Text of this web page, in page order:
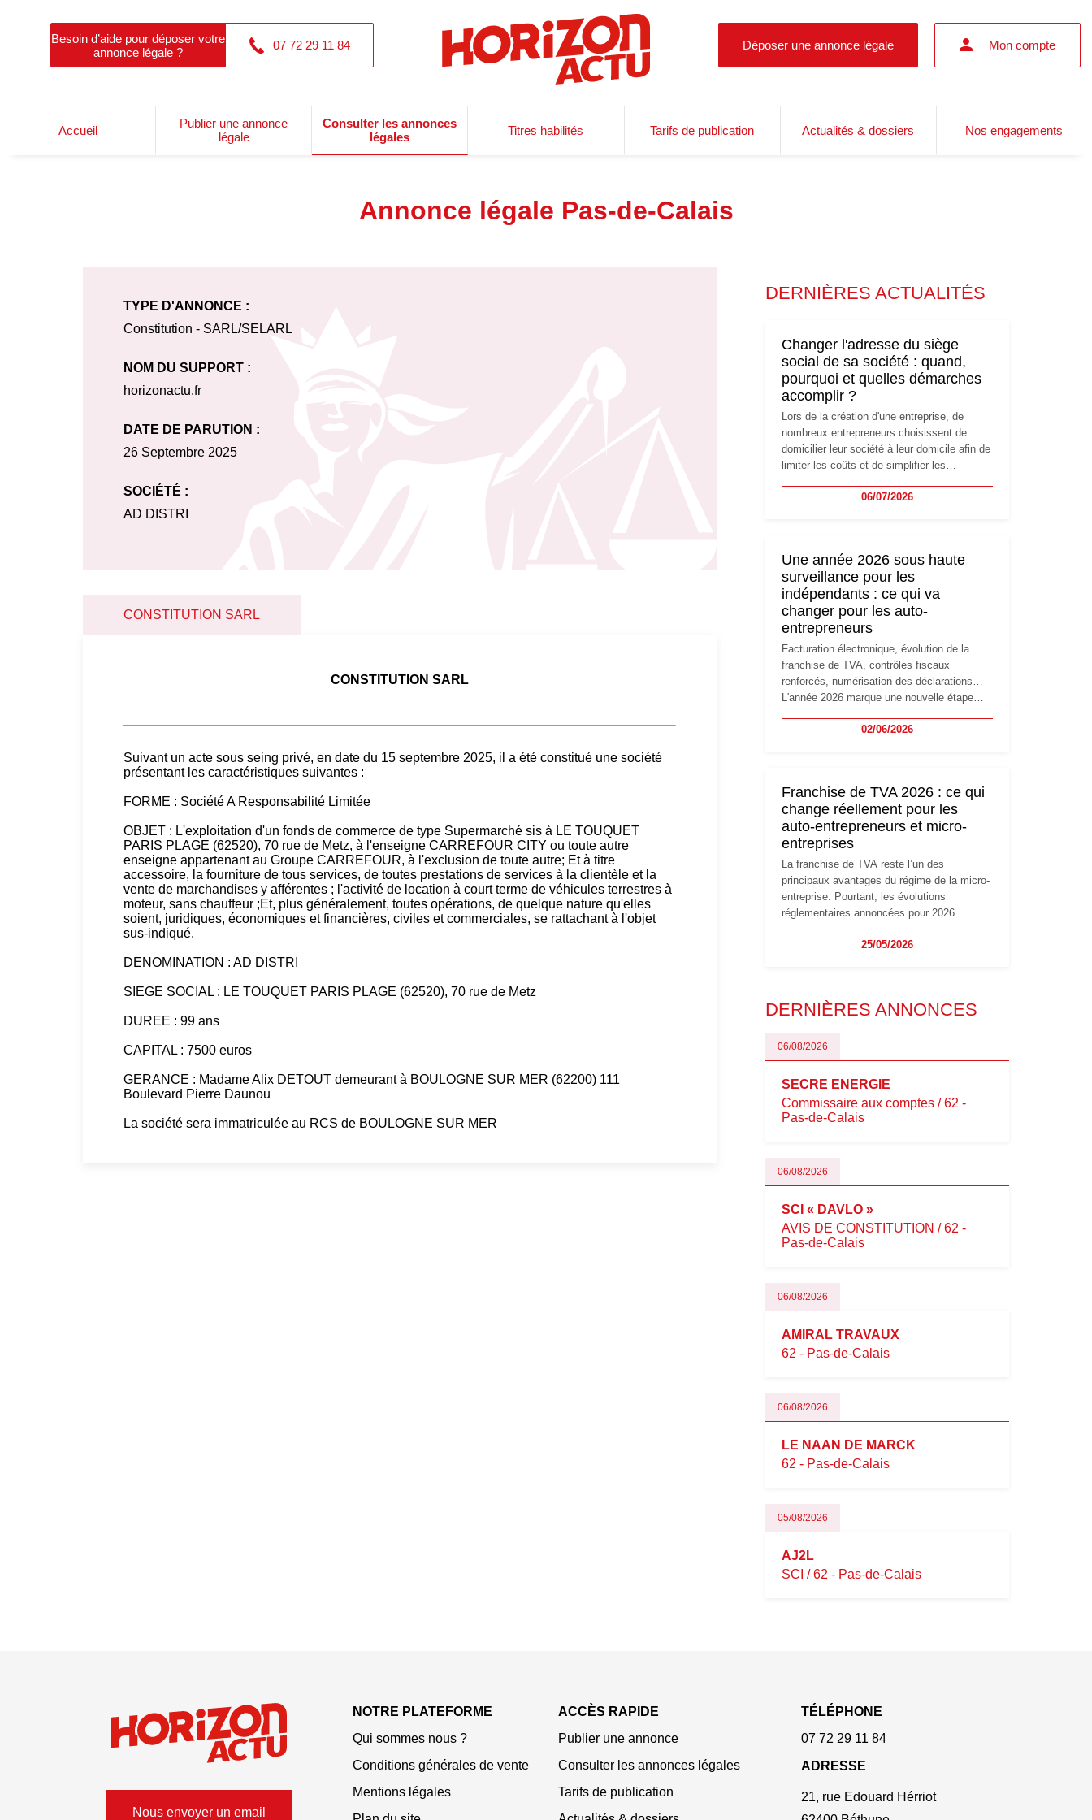
Besoin d’aide pour déposer votre
annonce légale ?
07 72 29 11 84 Déposer une annonce légale Mon compte
Accueil
Publier une annonce
légale
Consulter les annonces
légales
Titres habilités Tarifs de publication Actualités & dossiers Nos engagements
Annonce légale Pas-de-Calais
TYPE D'ANNONCE :
Constitution - SARL/SELARL
NOM DU SUPPORT :
horizonactu.fr
DATE DE PARUTION :
26 Septembre 2025
SOCIÉTÉ :
AD DISTRI
CONSTITUTION SARL
CONSTITUTION SARL
Suivant un acte sous seing privé, en date du 15 septembre 2025, il a été constitué une société
présentant les caractéristiques suivantes :
FORME : Société A Responsabilité Limitée
OBJET : L'exploitation d'un fonds de commerce de type Supermarché sis à LE TOUQUET
PARIS PLAGE (62520), 70 rue de Metz, à l'enseigne CARREFOUR CITY ou toute autre
enseigne appartenant au Groupe CARREFOUR, à l'exclusion de toute autre; Et à titre
accessoire, la fourniture de tous services, de toutes prestations de services à la clientèle et la
vente de marchandises y afférentes ; l'activité de location à court terme de véhicules terrestres à
moteur, sans chauffeur ;Et, plus généralement, toutes opérations, de quelque nature qu'elles
soient, juridiques, économiques et financières, civiles et commerciales, se rattachant à l'objet
sus-indiqué.
DENOMINATION : AD DISTRI
SIEGE SOCIAL : LE TOUQUET PARIS PLAGE (62520), 70 rue de Metz
DUREE : 99 ans
CAPITAL : 7500 euros
GERANCE : Madame Alix DETOUT demeurant à BOULOGNE SUR MER (62200) 111
Boulevard Pierre Daunou
La société sera immatriculée au RCS de BOULOGNE SUR MER
DERNIÈRES ACTUALITÉS
Changer l'adresse du siège
social de sa société : quand,
pourquoi et quelles démarches
accomplir ?
Lors de la création d'une entreprise, de
nombreux entrepreneurs choisissent de
domicilier leur société à leur domicile afin de
limiter les coûts et de simplifier les
l'activité, cette solution peut rapidement
siège social répond souvent à une nouvelle
étape de la vie de l'entreprise et implique
plusieurs formalités obligatoires.
06/07/2026
Une année 2026 sous haute
surveillance pour les
indépendants : ce qui va
changer pour les auto-
entrepreneurs
Facturation électronique, évolution de la
franchise de TVA, contrôles fiscaux
renforcés, numérisation des déclarations…
L'année 2026 marque une nouvelle étape
travailleurs indépendants. Si le régime de la
réglementaire plus exigeant. Décryptage des
principaux changements et des précautions
à prendre pour éviter les mauvaises
surprises.
02/06/2026
Franchise de TVA 2026 : ce qui
change réellement pour les
auto-entrepreneurs et micro-
entreprises
La franchise de TVA reste l’un des
principaux avantages du régime de la micro-
entreprise. Pourtant, les évolutions
réglementaires annoncées pour 2026
les auto-entrepreneurs, artisans et
évoluent dans un contexte de contrôle
oblige les indépendants à rester
particulièrement vigilants.
25/05/2026
DERNIÈRES ANNONCES
06/08/2026
SECRE ENERGIE
Commissaire aux comptes / 62 -
Pas-de-Calais
06/08/2026
SCI « DAVLO »
AVIS DE CONSTITUTION / 62 -
Pas-de-Calais
06/08/2026
AMIRAL TRAVAUX
62 - Pas-de-Calais
06/08/2026
LE NAAN DE MARCK
62 - Pas-de-Calais
05/08/2026
AJ2L
SCI / 62 - Pas-de-Calais
Nous envoyer un email
NOTRE PLATEFORME
Qui sommes nous ?
Conditions générales de vente
Mentions légales
ACCÈS RAPIDE
Publier une annonce
Consulter les annonces légales
Tarifs de publication
TÉLÉPHONE
07 72 29 11 84
ADRESSE
21, rue Edouard Hérriot